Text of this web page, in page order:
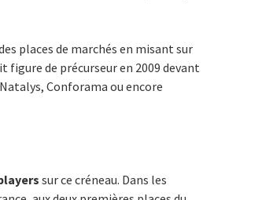
places de marchés en misant sur
figure de précurseur en 2009 devant
Conforama ou encore
sur ce créneau. Dans les